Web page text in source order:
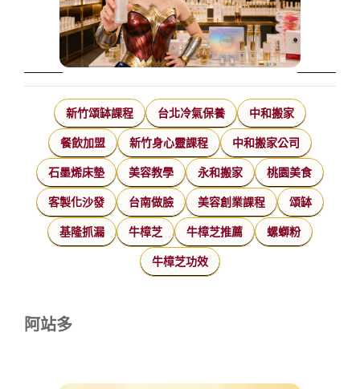
新竹頌缽課程 台北冷氣保養 中和搬家
餐飲加盟 新竹身心靈課程 中和搬家公司
石墨烯床墊 美容教學 永和搬家 桃園美食
客製化沙發 台南做臉 美容創業課程 頌缽
基隆抓漏 牛樟芝 牛樟芝推薦 螺螄粉
牛樟芝功效
阿站多